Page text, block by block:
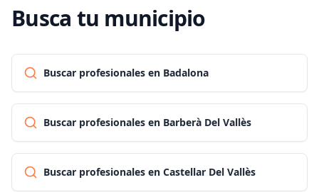
Busca tu municipio
Buscar profesionales en Badalona
Buscar profesionales en Barberà Del Vallès
Buscar profesionales en Castellar Del Vallès